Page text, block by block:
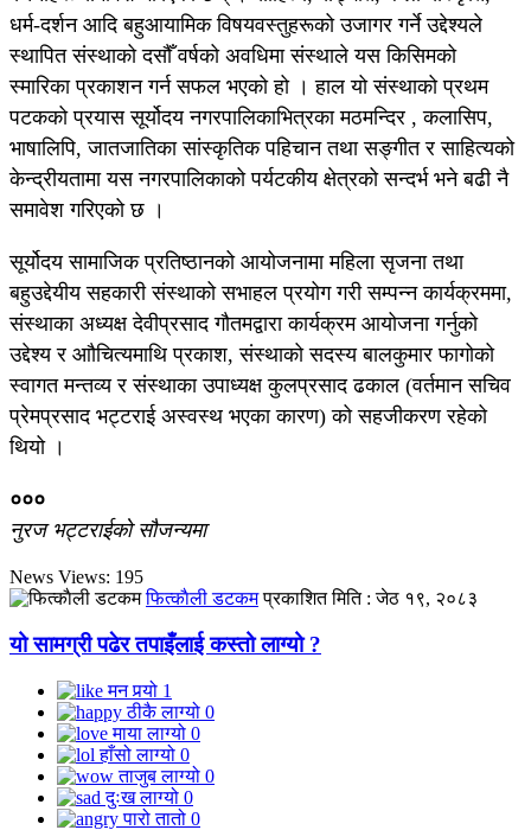
धर्म-दर्शन आदि बहुआयामिक विषयवस्तुहरूको उजागर गर्ने उद्देश्यले
स्थापित संस्थाको दसौँ वर्षको अवधिमा संस्थाले यस किसिमको
स्मारिका प्रकाशन गर्न सफल भएको हो । हाल यो संस्थाको प्रथम
पटकको प्रयास सूर्योदय नगरपालिकाभित्रका मठमन्दिर , कलासिप,
भाषालिपि, जातजातिका सांस्कृतिक पहिचान तथा सङ्गीत र साहित्यको
केन्द्रीयतामा यस नगरपालिकाको पर्यटकीय क्षेत्रको सन्दर्भ भने बढी नै
समावेश गरिएको छ ।
सूर्योदय सामाजिक प्रतिष्ठानको आयोजनामा महिला सृजना तथा
बहुउद्देयीय सहकारी संस्थाको सभाहल प्रयोग गरी सम्पन्न कार्यक्रममा,
संस्थाका अध्यक्ष देवीप्रसाद गौतमद्वारा कार्यक्रम आयोजना गर्नुको
उद्देश्य र आौचित्यमाथि प्रकाश, संस्थाको सदस्य बालकुमार फागोको
स्वागत मन्तव्य र संस्थाका उपाध्यक्ष कुलप्रसाद ढकाल (वर्तमान सचिव
प्रेमप्रसाद भट्टराई अस्वस्थ भएका कारण) को सहजीकरण रहेको
थियो ।
०००
नुरज भट्टराईकाे साैजन्यमा
News Views: 195
फित्काैली डटकम प्रकाशित मिति :जेठ १९, २०८३
यो सामग्री पढेर तपाइँलाई कस्तो लाग्यो ?
मन पर्‍यो 1
ठीकै लाग्यो 0
माया लाग्यो 0
हाँसो लाग्यो 0
ताजुब लाग्यो 0
दुःख लाग्यो 0
पारो तातो 0